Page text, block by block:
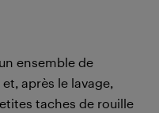
ensemble de
après le lavage,
taches de rouille